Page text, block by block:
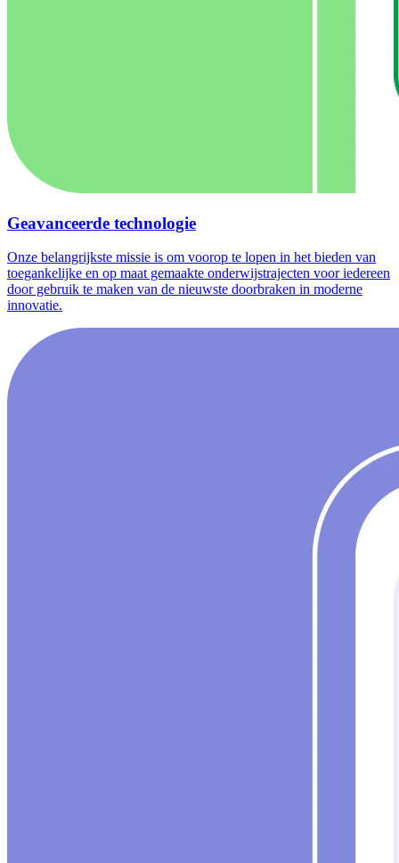
Geavanceerde technologie
Onze belangrijkste missie is om voorop te lopen in het bieden van
toegankelijke en op maat gemaakte onderwijstrajecten voor iedereen
door gebruik te maken van de nieuwste doorbraken in moderne
innovatie.